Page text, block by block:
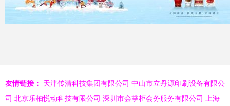
友情链接： 天津传清科技集团有限公司 中山市立丹源印刷设备有限公
司 北京乐柚悦动科技有限公司 深圳市会掌柜会务服务有限公司
上海